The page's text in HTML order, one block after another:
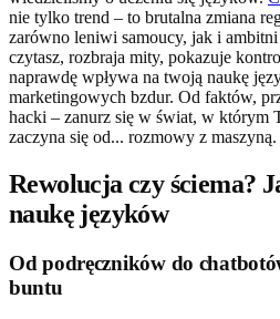
nie tylko trend – to brutalna zmiana
zarówno leniwi samoucy, jak i
czytasz, rozbraja mity, pokazuje
naprawdę wpływa na twoją naukę
marketingowych bzdur. Od faktów,
hacki – zanurz się w świat, w którym
zaczyna się od... rozmowy z maszyną.
Rewolucja czy ściema?
naukę języków
Od podręczników do
buntu